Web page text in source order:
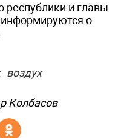
республики и главы
о
воздух
Колбасов